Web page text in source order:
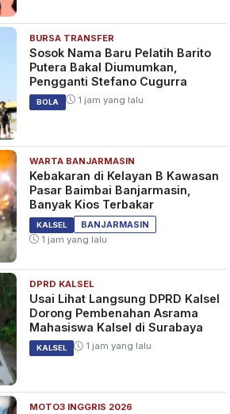
BURSA TRANSFER
Sosok Nama Baru Pelatih Barito
Putera Bakal Diumumkan,
Pengganti Stefano Cugurra
BOLA 1 jam yang lalu
WARTA BANJARMASIN
Kebakaran di Kelayan B Kawasan
Pasar Baimbai Banjarmasin,
Banyak Kios Terbakar
KALSEL
BANJARMASIN
1 jam yang lalu
DPRD KALSEL
Usai Lihat Langsung DPRD Kalsel
Dorong Pembenahan Asrama
Mahasiswa Kalsel di Surabaya
KALSEL 1 jam yang lalu
MOTO3 INGGRIS 2026